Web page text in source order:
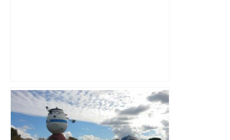
Capilla en bleu ciel pour combien de
temps encore ? Toulouse et l'UBB aux
aguets – Rugbynistere